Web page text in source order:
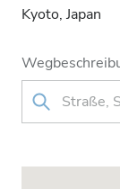
Kyoto, Japan